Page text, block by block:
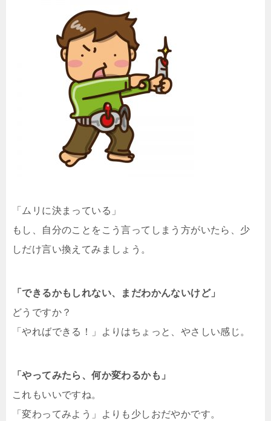
「ムリに決まっている」
もし、自分のことをこう言ってしまう方がいたら、少
しだけ言い換えてみましょう。
「できるかもしれない、まだわかんないけど」
どうですか？
「やればできる！」よりはちょっと、やさしい感じ。
「やってみたら、何か変わるかも」
これもいいですね。
「変わってみよう」よりも少しおだやかです。